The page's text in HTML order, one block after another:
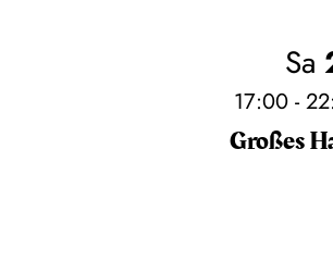
Sa
17:00 -
Großes